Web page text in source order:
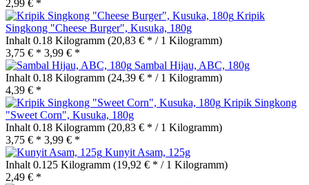
2,99 € *
Kripik
Singkong "Cheese Burger", Kusuka, 180g
Inhalt 0.18 Kilogramm (20,83 € * / 1 Kilogramm)
3,75 € * 3,99 € *
Sambal Hijau, ABC, 180g
Inhalt 0.18 Kilogramm (24,39 € * / 1 Kilogramm)
4,39 € *
Kripik Singkong
"Sweet Corn", Kusuka, 180g
Inhalt 0.18 Kilogramm (20,83 € * / 1 Kilogramm)
3,75 € * 3,99 € *
Kunyit Asam, 125g
Inhalt 0.125 Kilogramm (19,92 € * / 1 Kilogramm)
2,49 € *